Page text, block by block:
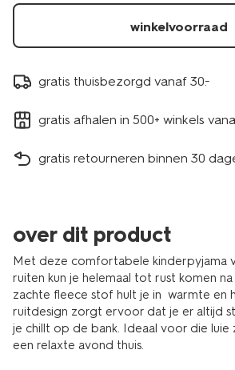
winkelvoorraad
gratis thuisbezorgd vanaf 30.-
gratis afhalen in 500+ winkels
gratis retourneren binnen 30
over dit product
Met deze comfortabele kinderpyjama
ruiten kun je helemaal tot rust komen
zachte fleece stof hult je in warmte en
ruitdesign zorgt ervoor dat je er altijd
je chillt op de bank. Ideaal voor die
een relaxte avond thuis.